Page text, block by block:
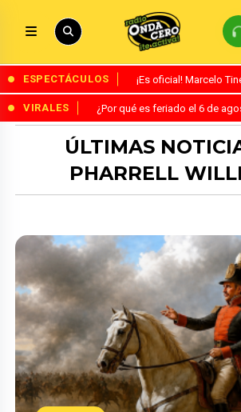
ESPECTÁCULOS ¡Es oficial! Marcelo
VIRALES ¿Por qué es feriado el 6 de
ÚLTIMAS
PHARRELL